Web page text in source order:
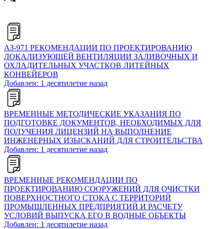
АЗ-971 РЕКОМЕНДАЦИИ ПО ПРОЕКТИРОВАНИЮ
ЛОКАЛИЗУЮЩЕЙ ВЕНТИЛЯЦИИ ЗАЛИВОЧНЫХ И
ОХЛАДИТЕЛЬНЫХ УЧАСТКОВ ЛИТЕЙНЫХ
КОНВЕЙЕРОВ
Добавлен: 1 десятилетие назад
ВРЕМЕННЫЕ МЕТОДИЧЕСКИЕ УКАЗАНИЯ ПО
ПОДГОТОВКЕ ДОКУМЕНТОВ, НЕОБХОДИМЫХ ДЛЯ
ПОЛУЧЕНИЯ ЛИЦЕНЗИЙ НА ВЫПОЛНЕНИЕ
ИНЖЕНЕРНЫХ ИЗЫСКАНИЙ ДЛЯ СТРОИТЕЛЬСТВА
Добавлен: 1 десятилетие назад
ВРЕМЕННЫЕ РЕКОМЕНДАЦИИ ПО
ПРОЕКТИРОВАНИЮ СООРУЖЕНИЙ ДЛЯ ОЧИСТКИ
ПОВЕРХНОСТНОГО СТОКА С ТЕРРИТОРИЙ
ПРОМЫШЛЕННЫХ ПРЕДПРИЯТИЙ И РАСЧЕТУ
УСЛОВИЙ ВЫПУСКА ЕГО В ВОДНЫЕ ОБЪЕКТЫ
Добавлен: 1 десятилетие назад